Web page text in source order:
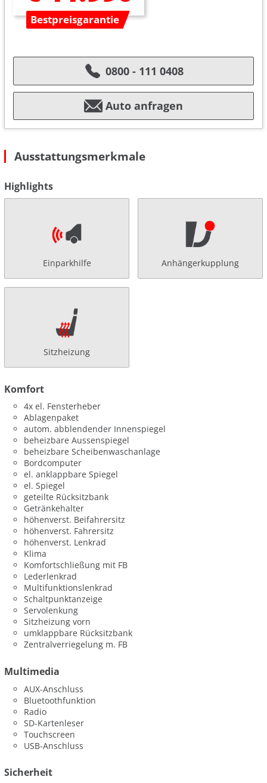
Bestpreisgarantie
0800 - 111 0408
Auto anfragen
Ausstattungsmerkmale
Highlights
Einparkhilfe Anhängerkupplung
Sitzheizung
Komfort
4x el. Fensterheber
Ablagenpaket
autom. abblendender Innenspiegel
beheizbare Aussenspiegel
beheizbare Scheibenwaschanlage
Bordcomputer
el. anklappbare Spiegel
el. Spiegel
geteilte Rücksitzbank
Getränkehalter
höhenverst. Beifahrersitz
höhenverst. Fahrersitz
höhenverst. Lenkrad
Klima
Komfortschließung mit FB
Lederlenkrad
Multifunktionslenkrad
Schaltpunktanzeige
Servolenkung
Sitzheizung vorn
umklappbare Rücksitzbank
Zentralverriegelung m. FB
Multimedia
AUX-Anschluss
Bluetoothfunktion
Radio
SD-Kartenleser
Touchscreen
USB-Anschluss
Sicherheit